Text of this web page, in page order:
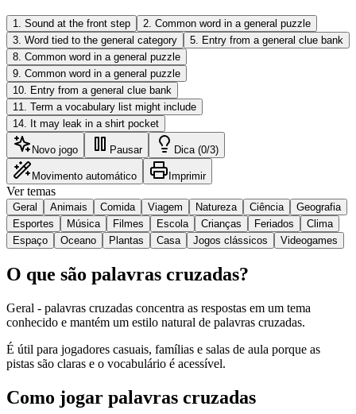
1 Sound at the front step 2 Common word in a general puzzle
3 Word tied to the general category 5 Entry from a general clue bank
8 Common word in a general puzzle
9 Common word in a general puzzle
10 Entry from a general clue bank
11
Term a vocabulary list might include
14 It may leak in a shirt pocket
Novo jogo Pausar Dica (0/3)
Movimento automático Imprimir
Ver temas
Geral Animais Comida Viagem Natureza Ciência
Geografia
Esportes
Música Filmes Escola Crianças Feriados
Clima
Espaço
Oceano Plantas Casa Jogos clássicos Videogames
O que são palavras cruzadas?
Geral - palavras cruzadas concentra as respostas em um tema
conhecido e mantém um estilo natural de palavras cruzadas.
É útil para jogadores casuais, famílias e salas de aula porque as
pistas são claras e o vocabulário é acessível.
Como jogar palavras cruzadas